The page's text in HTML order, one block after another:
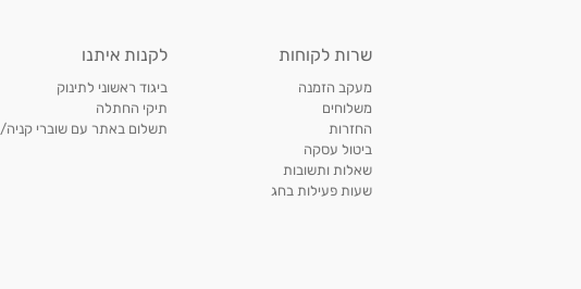
כתובת: אבא אחימאיר 31, תל אביב (מאחורי בנק הפועלים מול הדואר). ניתן לאסוף הזמנות בימים א'-
• יש לוודא שחבילה התקבלה טרם ההגעה. סמס יישלח החבילה מוכנה לאיסוף. טלפון לבירור בסניף:
שרות לקוחות
מעקב הזמנה
משלוחים
החזרות
ביטול עסקה
שאלות ותשובות
שעות פעילות בחג
לקנות איתנו
ביגוד ראשוני לתינוק
תיקי החתלה
תשלום באתר עם שוברי קניה/Gift card